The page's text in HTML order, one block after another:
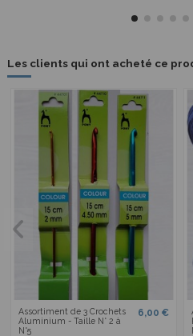
Les clients qui ont acheté ce
Assortiment de 3 Crochets
Aluminium - Taille N° 2 à
N°5
6,00 €